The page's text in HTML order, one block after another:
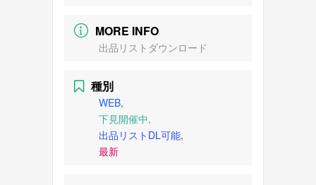
MORE INFO
出品リストダウンロード
種別
WEB,
下見開催中,
出品リストDL可能,
最新